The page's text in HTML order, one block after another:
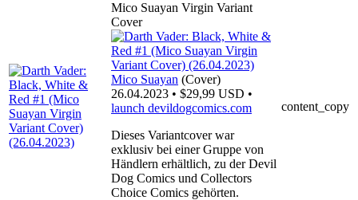
Mico Suayan Virgin Variant
Cover
Mico Suayan (Cover)
26.04.2023 • $29,99 USD •
launch devildogcomics.com
Dieses Variantcover war
exklusiv bei einer Gruppe von
Händlern erhältlich, zu der Devil
Dog Comics und Collectors
Choice Comics gehörten.
content_copy